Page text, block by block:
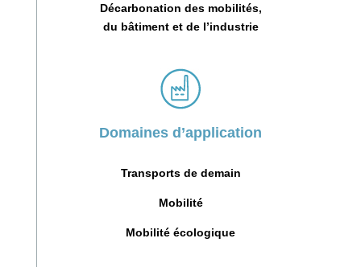
Décarbonation des mobilités,
du bâtiment et de l’industrie
Domaines d’application
Transports de demain
Mobilité
Mobilité écologique